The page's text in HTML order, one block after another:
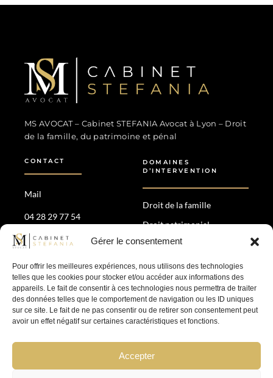
Gérer le consentement
Pour offrir les meilleures expériences, nous utilisons des technologies
telles que les cookies pour stocker et/ou accéder aux informations des
appareils. Le fait de consentir à ces technologies nous permettra de traiter
des données telles que le comportement de navigation ou les ID uniques
sur ce site. Le fait de ne pas consentir ou de retirer son consentement peut
avoir un effet négatif sur certaines caractéristiques et fonctions.
Accepter
MS AVOCAT – Cabinet STEFANIA Avocat à Lyon – Droit
de la famille, du patrimoine et pénal
CONTACT
Mail
04 28 29 77 54
35 Av. Maréchal de Saxe,
69006 Lyon
DOMAINES
D’INTERVENTION
Droit de la famille
Droit patrimonial
Divorce amiable &
Droit pénal
SUIVEZ-NOUS